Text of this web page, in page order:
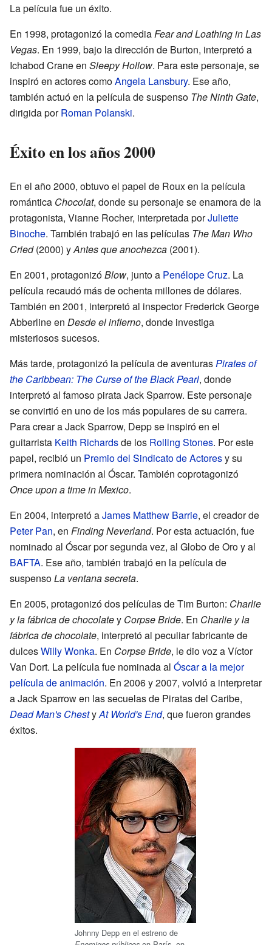
La película fue un éxito.
En 1998, protagonizó la comediaFear and Loathing in Las
Vegas. En 1999, bajo la dirección de Burton, interpretó a
Ichabod Crane en Sleepy Hollow. Para este personaje, se
inspiró en actores comoAngela Lansbury. Ese año,
también actuó en la película de suspenso The Ninth Gate,
dirigida porRoman Polanski.
Éxito en los años 2000
En el año 2000, obtuvo el papel de Roux en la película
romántica Chocolat, donde su personaje se enamora de la
protagonista, Vianne Rocher, interpretada porJuliette
Binoche. También trabajó en las películas The Man Who
Cried(2000) yAntes que anochezca (2001).
En 2001, protagonizóBlow, junto a Penélope Cruz. La
película recaudó más de ochenta millones de dólares.
También en 2001, interpretó al inspector Frederick George
Abberline en Desde el infierno, donde investiga
misteriosos sucesos.
Más tarde, protagonizó la película de aventurasPirates of
the Caribbean: The Curse of the Black Pearl, donde
interpretó al famoso pirata Jack Sparrow. Este personaje
se convirtió en uno de los más populares de su carrera.
Para crear a Jack Sparrow, Depp se inspiró en el
guitarrista Keith Richardsde los Rolling Stones. Por este
papel, recibió un Premio del Sindicato de Actoresy su
primera nominación al Óscar. También coprotagonizó
Once upon a time in Mexico.
En 2004, interpretó aJames Matthew Barrie, el creador de
Peter Pan, en Finding Neverland. Por esta actuación, fue
nominado al Óscar por segunda vez, al Globo de Oro y al
BAFTA. Ese año, también trabajó en la película de
suspensoLa ventana secreta.
En 2005, protagonizó dos películas de Tim Burton: Charlie
y la fábrica de chocolatey Corpse Bride. En Charlie y la
fábrica de chocolate, interpretó al peculiar fabricante de
dulcesWilly Wonka. En Corpse Bride, le dio voz a Víctor
Van Dort. La película fue nominada al Óscar a la mejor
película de animación. En 2006 y 2007, volvió a interpretar
a Jack Sparrow en las secuelas de Piratas del Caribe,
Dead Man's ChestyAt World's End, que fueron grandes
éxitos.
Johnny Depp en el estreno de